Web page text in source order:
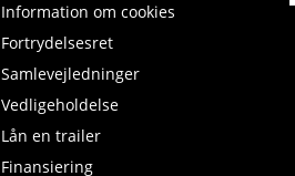
Information om cookies
Fortrydelsesret
Samlevejledninger
Vedligeholdelse
Lån en trailer
Finansiering